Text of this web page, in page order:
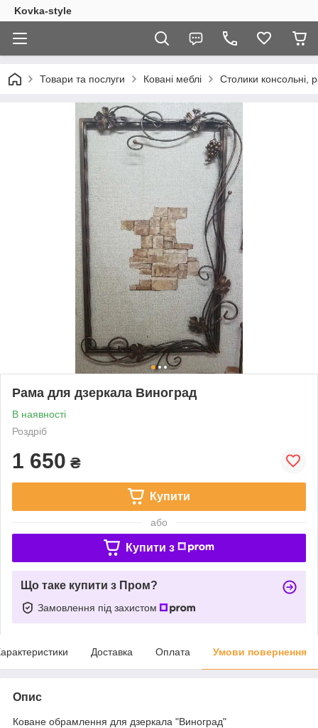
Kovka-style
Товари та послуги Ковані меблі Столики консольні,
Рама для дзеркала Виноград
В наявності
Роздріб
1 650 ₴
Купити
або
Купити з
Що таке купити з Пром?
Замовлення під захистом
Доставка Оплата Умови повернення
Опис
Коване обрамлення для дзеркала "Виноград"